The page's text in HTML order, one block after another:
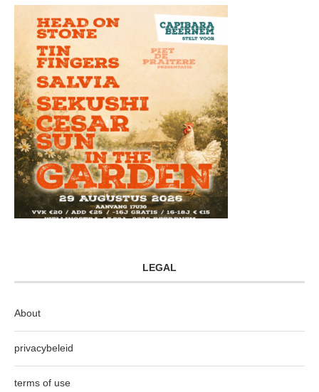
LEGAL
About
privacybeleid
terms of use